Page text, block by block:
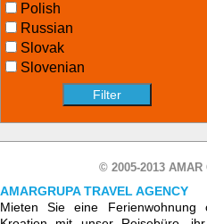
Polish
Russian
Slovak
Slovenian
© 2005-2013 AMAR
AMARGRUPA TRAVEL AGENCY
Mieten Sie eine